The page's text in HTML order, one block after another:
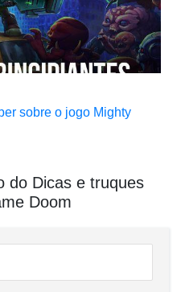
sobre o jogo Mighty
do Dicas e truques
Doom